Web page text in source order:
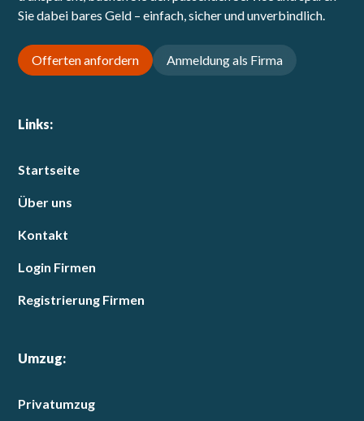
Sie dabei bares Geld – einfach, sicher und unverbindlich.
Offerten anfordern Anmeldung als Firma
Links:
Startseite
Über uns
Kontakt
Login Firmen
Registrierung Firmen
Umzug:
Privatumzug